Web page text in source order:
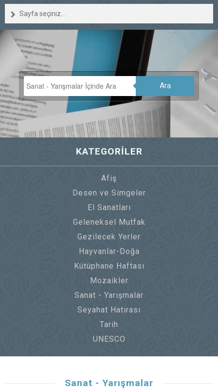
Sayfa seçiniz...
Ara
KATEGORİLER
Afiş
Desen ve Simgeler
El Sanatları
Geleneksel Mutfak
Gezilecek Yerler
Hayvanlar-Doğa
Kütüphane Haftası
Mozaikler
Sanat - Yarışmalar
Seyahat Hatırası
Tarih
UNESCO
Sanat - Yarışmalar